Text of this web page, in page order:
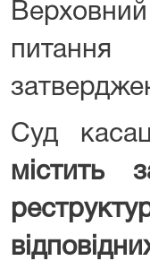
Суд
містить